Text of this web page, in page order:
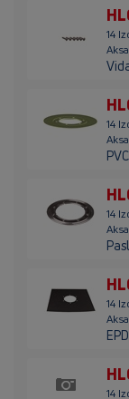
14
14
14
14
14